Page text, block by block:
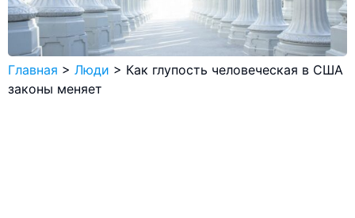
Главная > Люди > Как глупость человеческая в США
законы меняет